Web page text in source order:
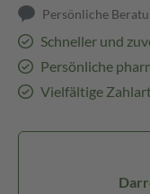
Persönliche
Schneller und
Persönliche
Vielfältige